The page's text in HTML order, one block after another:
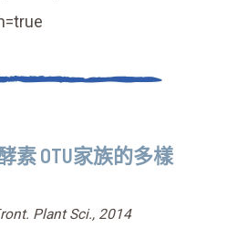
素 OTU家族的多樣
Plant Sci., 2014